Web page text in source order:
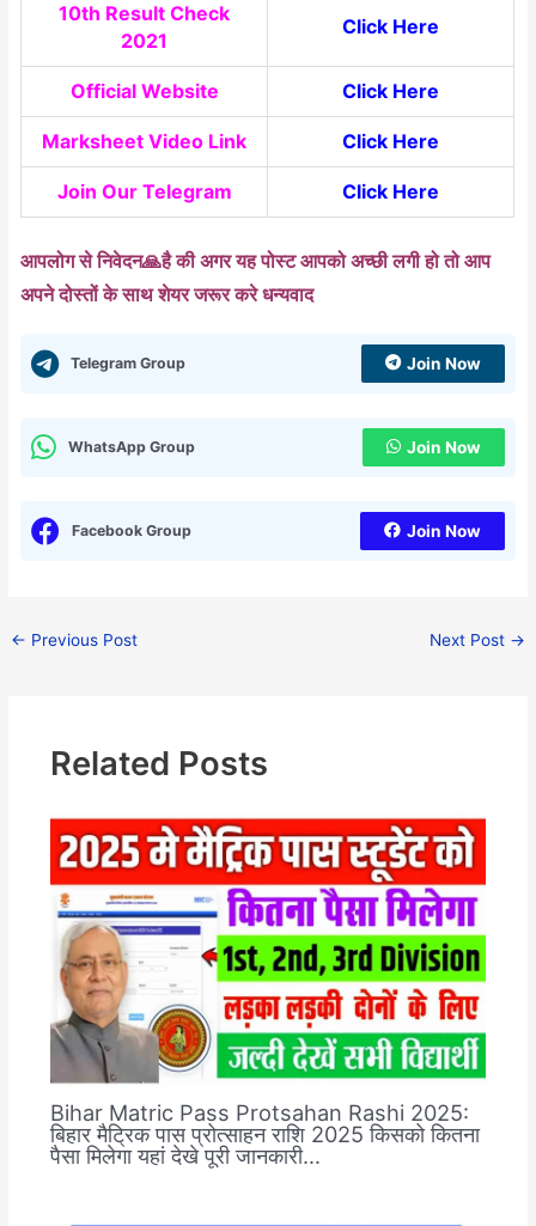
10th Result Check
2021
Click Here
Official Website Click Here
Marksheet Video Link Click Here
Join Our Telegram Click Here
आपलोग से निवेदन🙏है की अगर यह पोस्ट आपको अच्छी लगी हो तो आप
अपने दोस्तों के साथ शेयर जरूर करे धन्यवाद
Telegram Group Join Now
WhatsApp Group Join Now
Facebook Group Join Now
← Previous Post Next Post →
Related Posts
Bihar Matric Pass Protsahan Rashi 2025:
बिहार मैट्रिक पास प्रोत्साहन राशि 2025 किसको कितना
पैसा मिलेगा यहां देखे पूरी जानकारी…